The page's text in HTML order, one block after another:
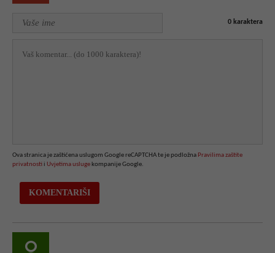
0 karaktera
Ova stranica je zaštićena uslugom Google reCAPTCHA te je podložna Pravilima zaštite
privatnosti i Uvjetima uslugekompanije Google.